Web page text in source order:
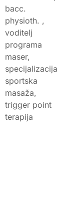
bacc.
physioth. ,
voditelj
programa
maser,
specijalizacija
sportska
masaža,
trigger point
terapija